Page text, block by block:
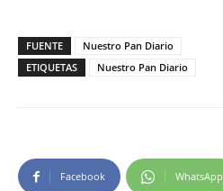
FUENTE
Nuestro Pan Diario
ETIQUETAS
Nuestro Pan Diario
Facebook WhatsApp